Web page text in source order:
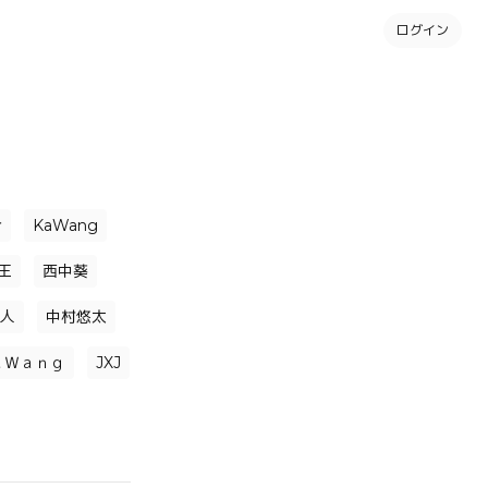
ログイン
KaWang
西中葵
中村悠太
ａｎｇ JXJ